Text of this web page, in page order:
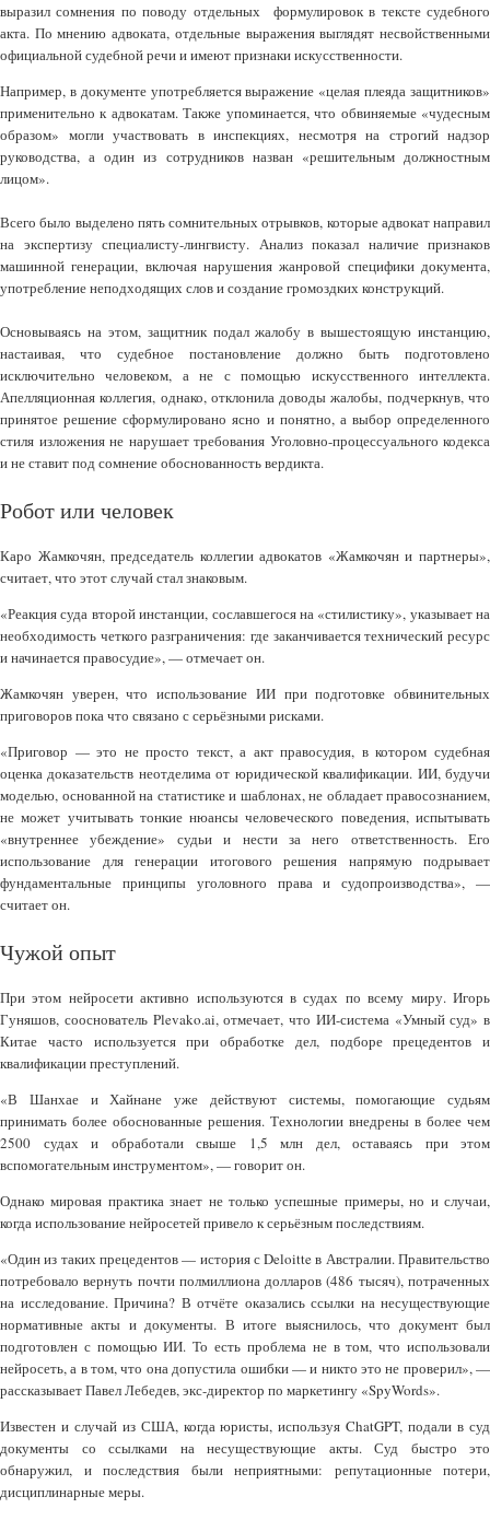
выразил сомнения по поводу отдельных формулировок в тексте судебного
акта. По мнению адвоката, отдельные выражения выглядят несвойственными
официальной судебной речи и имеют признаки искусственности.
Например, в документе употребляется выражение «целая плеяда защитников»
применительно к адвокатам. Также упоминается, что обвиняемые «чудесным
образом» могли участвовать в инспекциях, несмотря на строгий надзор
руководства, а один из сотрудников назван «решительным должностным
лицом».
Всего было выделено пять сомнительных отрывков, которые адвокат направил
на экспертизу специалисту-лингвисту. Анализ показал наличие признаков
машинной генерации, включая нарушения жанровой специфики документа,
употребление неподходящих слов и создание громоздких конструкций.
Основываясь на этом, защитник подал жалобу в вышестоящую инстанцию,
настаивая, что судебное постановление должно быть подготовлено
исключительно человеком, а не с помощью искусственного интеллекта.
Апелляционная коллегия, однако, отклонила доводы жалобы, подчеркнув, что
принятое решение сформулировано ясно и понятно, а выбор определенного
стиля изложения не нарушает требования Уголовно-процессуального кодекса
и не ставит под сомнение обоснованность вердикта.
Робот или человек
Каро Жамкочян, председатель коллегии адвокатов «Жамкочян и партнеры»,
считает, что этот случай стал знаковым.
«Реакция суда второй инстанции, сославшегося на «стилистику», указывает на
необходимость четкого разграничения: где заканчивается технический ресурс
и начинается правосудие», — отмечает он.
Жамкочян уверен, что использование ИИ при подготовке обвинительных
приговоров пока что связано с серьёзными рисками.
«Приговор — это не просто текст, а акт правосудия, в котором судебная
оценка доказательств неотделима от юридической квалификации. ИИ, будучи
моделью, основанной на статистике и шаблонах, не обладает правосознанием,
не может учитывать тонкие нюансы человеческого поведения, испытывать
«внутреннее убеждение» судьи и нести за него ответственность. Его
использование для генерации итогового решения напрямую подрывает
фундаментальные принципы уголовного права и судопроизводства», —
считает он.
Чужой опыт
При этом нейросети активно используются в судах по всему миру. Игорь
Гуняшов, сооснователь Plevako.ai, отмечает, что ИИ-система «Умный суд» в
Китае часто используется при обработке дел, подборе прецедентов и
квалификации преступлений.
«В Шанхае и Хайнане уже действуют системы, помогающие судьям
принимать более обоснованные решения. Технологии внедрены в более чем
2500 судах и обработали свыше 1,5 млн дел, оставаясь при этом
вспомогательным инструментом», — говорит он.
Однако мировая практика знает не только успешные примеры, но и случаи,
когда использование нейросетей привело к серьёзным последствиям.
«Один из таких прецедентов — история с Deloitte в Австралии. Правительство
потребовало вернуть почти полмиллиона долларов (486 тысяч), потраченных
на исследование. Причина? В отчёте оказались ссылки на несуществующие
нормативные акты и документы. В итоге выяснилось, что документ был
подготовлен с помощью ИИ. То есть проблема не в том, что использовали
нейросеть, а в том, что она допустила ошибки — и никто это не проверил», —
рассказывает Павел Лебедев, экс-директор по маркетингу «SpyWords».
Известен и случай из США, когда юристы, используя ChatGPT, подали в суд
документы со ссылками на несуществующие акты. Суд быстро это
обнаружил, и последствия были неприятными: репутационные потери,
дисциплинарные меры.